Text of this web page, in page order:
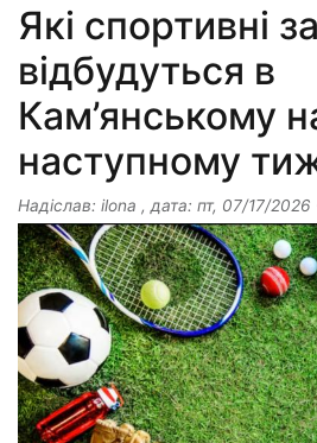
Які спортивні
відбудуться в
Кам’янському
наступному
Надіслав: ilona , дата: пт, 07/17/2026